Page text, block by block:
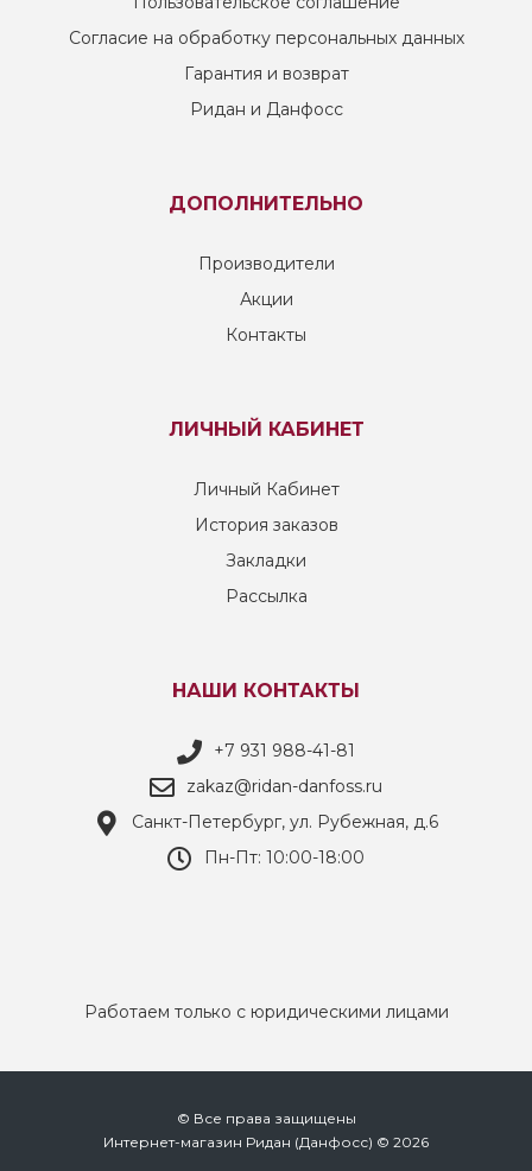
Согласие на обработку персональных данных
Гарантия и возврат
Ридан и Данфосс
ДОПОЛНИТЕЛЬНО
Производители
Акции
Контакты
ЛИЧНЫЙ КАБИНЕТ
Личный Кабинет
История заказов
Закладки
Рассылка
НАШИ КОНТАКТЫ
+7 931 988-41-81
zakaz@ridan-danfoss.ru
Санкт-Петербург, ул. Рубежная, д.6
Пн-Пт: 10:00-18:00
Работаем только с юридическими лицами
© Все права защищены
Интернет-магазин Ридан (Данфосс) © 2026